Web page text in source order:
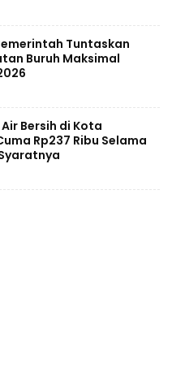
Tuntaskan
Buruh Maksimal
Bersih di Kota
Rp237 Ribu Selama